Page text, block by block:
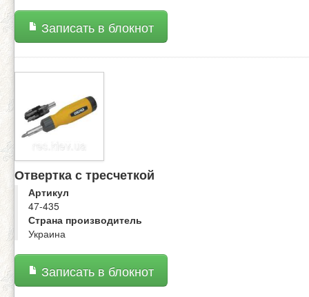
Записать в блокнот
Отвертка с тресчеткой
Артикул
47-435
Страна производитель
Украина
Записать в блокнот